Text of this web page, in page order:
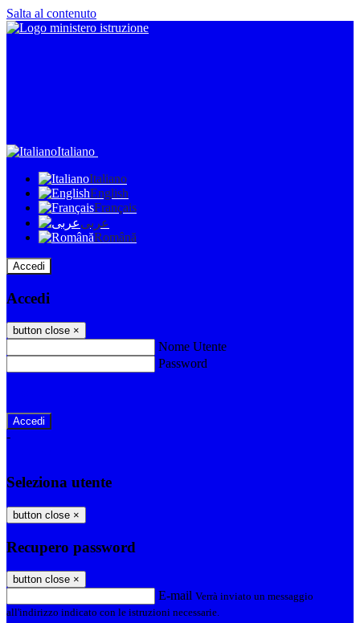
Salta al contenuto
Italiano
Italiano
English
Français
عربى
Română
Accedi
Accedi
button close ×
Nome Utente
Password
-
Seleziona utente
button close ×
Recupero password
button close ×
E-mail Verrà inviato un messaggio
all'indirizzo indicato con le istruzioni necessarie.